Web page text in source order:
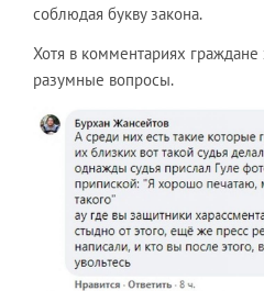
соблюдая букву закона.
Хотя в комментариях
разумные вопросы.